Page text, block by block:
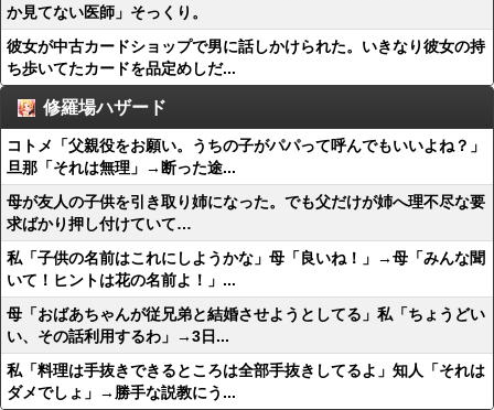
か見てない医師」そっくり。
彼女が中古カードショップで男に話しかけられた。いきなり彼女の持
ち歩いてたカードを品定めしだ...
修羅場ハザード
コトメ「父親役をお願い。うちの子がパパって呼んでもいいよね？」
旦那「それは無理」→断った途...
母が友人の子供を引き取り姉になった。でも父だけが姉へ理不尽な要
求ばかり押し付けていて…
私「子供の名前はこれにしようかな」母「良いね！」→母「みんな聞
いて！ヒントは花の名前よ！」...
母「おばあちゃんが従兄弟と結婚させようとしてる」私「ちょうどい
い、その話利用するわ」→3日...
私「料理は手抜きできるところは全部手抜きしてるよ」知人「それは
ダメでしょ」→勝手な説教にう...